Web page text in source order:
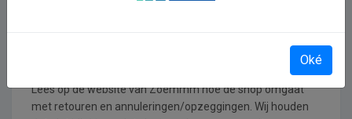
Lees op de website van Zoemmm hoe de shop omgaat
met retouren en annuleringen/opzeggingen. Wij houden
Oké